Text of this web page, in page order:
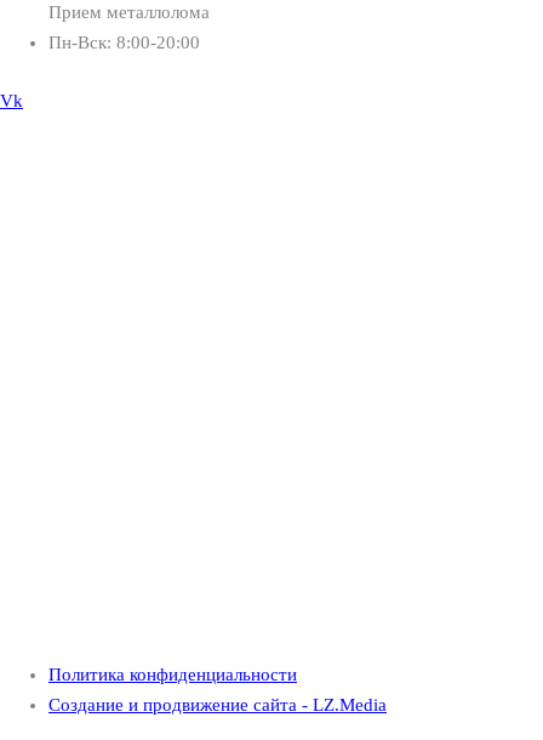
Прием металлолома
Пн-Вск: 8:00-20:00
Vk
Политика конфиденциальности
Создание и продвижение сайта - LZ.Media